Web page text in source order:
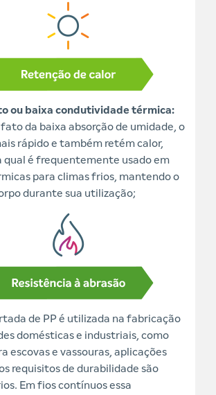
ou baixa condutividade térmica:
da baixa absorção de umidade, o
rápido e também retém calor,
qual é frequentemente usado em
para climas frios, mantendo o
durante sua utilização;
de PP é utilizada na fabricação
domésticas e industriais, como
escovas e vassouras, aplicações
requisitos de durabilidade são
Em fios contínuos essa